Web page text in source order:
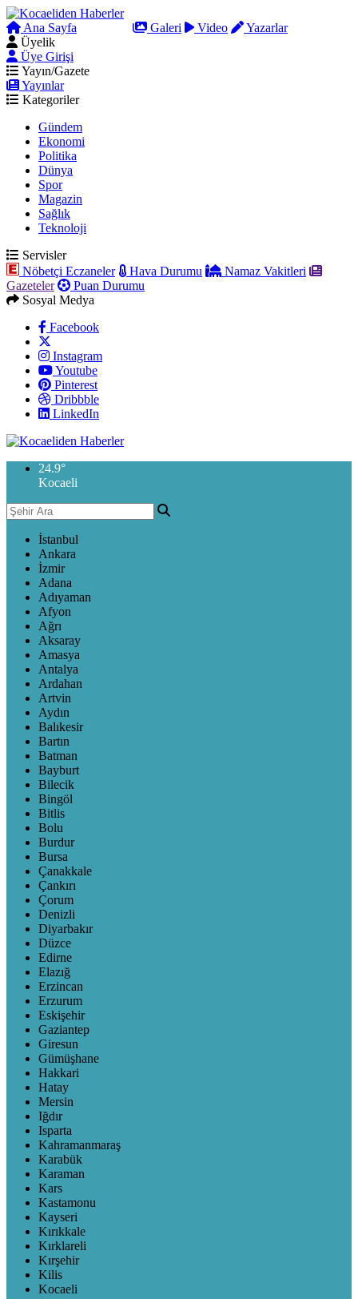
Ana Sayfa Galeri Video
Yazarlar
Üyelik
Üye Girişi
Yayın/Gazete
Yayınlar
Kategoriler
Gündem
Ekonomi
Politika
Dünya
Spor
Magazin
Sağlık
Teknoloji
Servisler
Nöbetçi Eczaneler
Hava Durumu
Namaz Vakitleri
Gazeteler
Puan Durumu
Sosyal Medya
Facebook
Instagram
Youtube
Pinterest
Dribbble
LinkedIn
24.9°
Kocaeli
İstanbul
Ankara
İzmir
Adana
Adıyaman
Afyon
Ağrı
Aksaray
Amasya
Antalya
Ardahan
Artvin
Aydın
Balıkesir
Bartın
Batman
Bayburt
Bilecik
Bingöl
Bitlis
Bolu
Burdur
Bursa
Çanakkale
Çankırı
Çorum
Denizli
Diyarbakır
Düzce
Edirne
Elazığ
Erzincan
Erzurum
Eskişehir
Gaziantep
Giresun
Gümüşhane
Hakkari
Hatay
Mersin
Iğdır
Isparta
Kahramanmaraş
Karabük
Karaman
Kars
Kastamonu
Kayseri
Kırıkkale
Kırklareli
Kırşehir
Kilis
Kocaeli